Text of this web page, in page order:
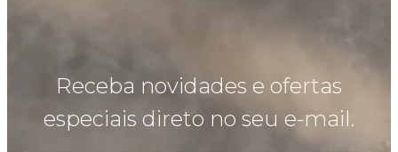
Receba novidades e ofertas
especiais direto no seu e-mail.